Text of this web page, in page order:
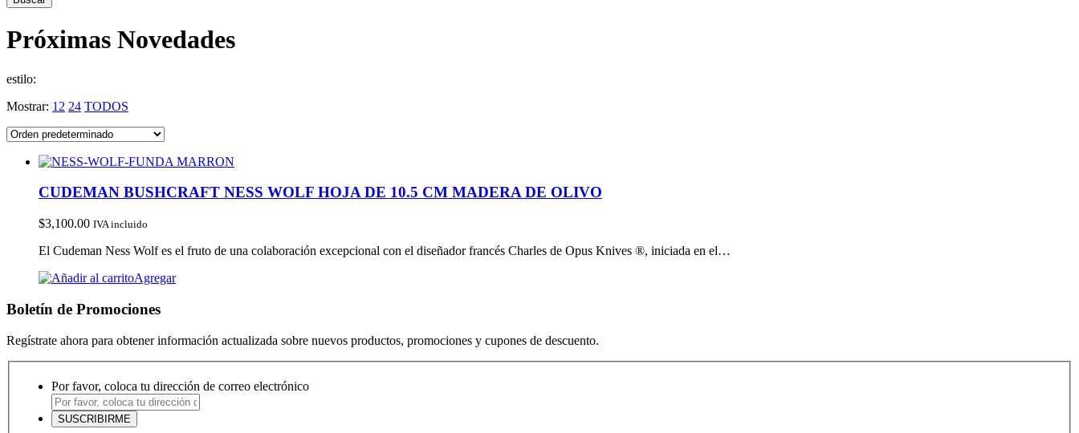
Próximas Novedades
estilo:
Mostrar: 12 24 TODOS
CUDEMAN BUSHCRAFT NESS WOLF HOJA DE 10.5 CM MADERA DE OLIVO
$3,100.00 IVA incluido
El Cudeman Ness Wolf es el fruto de una colaboración excepcional con el diseñador francés Charles de Opus Knives ®, iniciada en el…
Agregar
Boletín de Promociones
Regístrate ahora para obtener información actualizada sobre nuevos productos, promociones y cupones de descuento.
Por favor, coloca tu dirección de correo electrónico